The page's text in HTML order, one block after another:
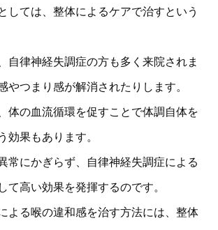
しては、整体によるケアで治すという
自律神経失調症の方も多く来院されま
やつまり感が解消されたりします。
体の血流循環を促すことで体調自体を
効果もあります。
常にかぎらず、自律神経失調症による
て高い効果を発揮するのです。
よる喉の違和感を治す方法には、整体